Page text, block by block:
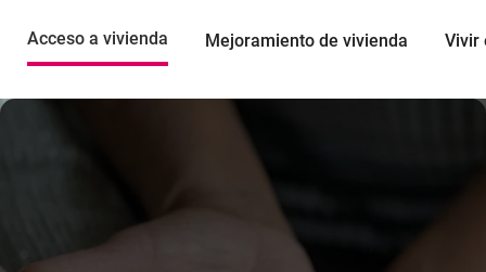
Acceso a vivienda Mejoramiento de vivienda Vivir